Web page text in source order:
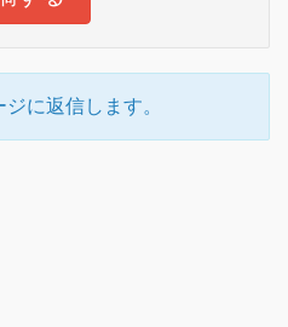
に返信します。